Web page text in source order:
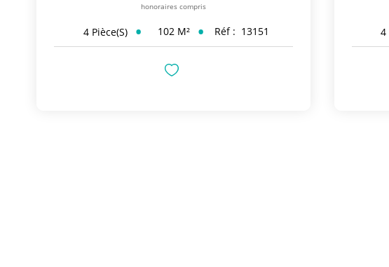
honoraires compris
4 Pièce(s) 102 M² Réf : 13151 4